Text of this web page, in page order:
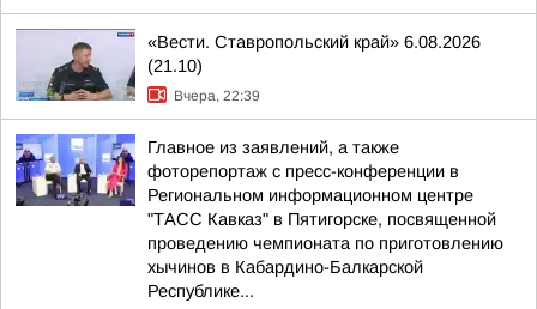
«Вести. Ставропольский край» 6.08.2026
(21.10)
Вчера, 22:39
Главное из заявлений, а также
фоторепортаж с пресс-конференции в
Региональном информационном центре
"ТАСС Кавказ" в Пятигорске, посвященной
проведению чемпионата по приготовлению
хычинов в Кабардино-Балкарской
Республике...